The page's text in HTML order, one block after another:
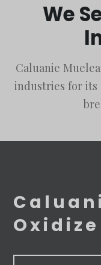
We
Caluanie
industries for